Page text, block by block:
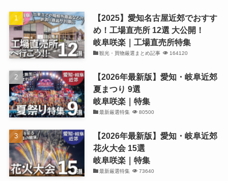
【2025】愛知名古屋近郊でおすす
め！工場直売所 12選 大公開！
岐阜咲楽｜工場直売所特集
観光・買物厳選まとめ記事 164120
【2026年最新版】愛知・岐阜近郊
夏まつり 9選
岐阜咲楽｜特集
最新厳選特集 80500
【2026年最新版】愛知・岐阜近郊
花火大会 15選
岐阜咲楽｜特集
最新厳選特集 73640